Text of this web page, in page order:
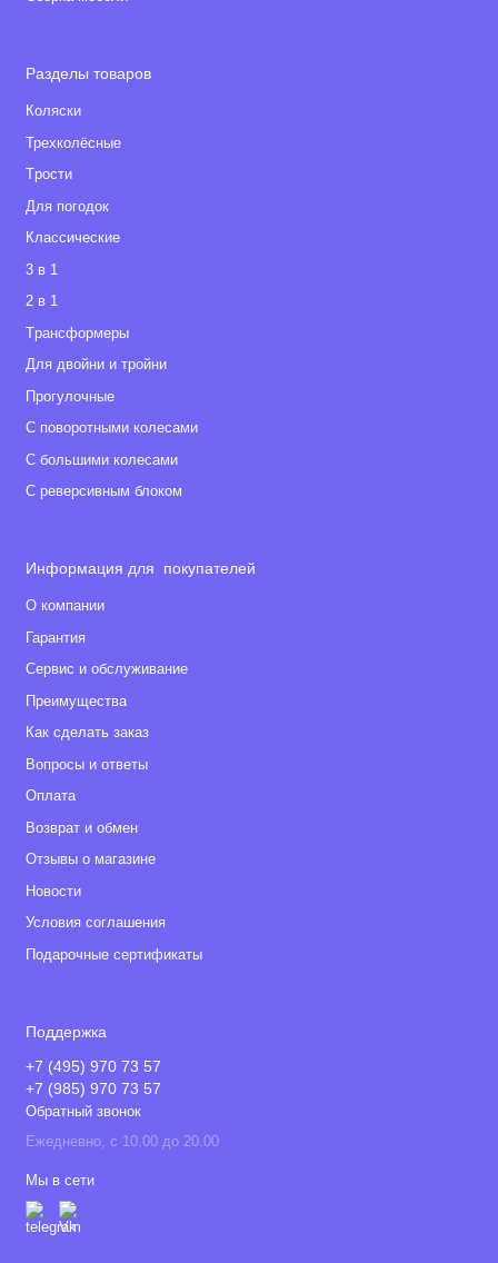
Разделы товаров
Коляски
Трехколёсные
Tрости
Для погодок
Классические
3 в 1
2 в 1
Tрансформеры
Для двойни и тройни
Прогулочные
С поворотными колесами
С большими колесами
С реверсивным блоком
Информация для покупателей
О компании
Гарантия
Сервис и обслуживание
Преимущества
Как сделать заказ
Вопросы и ответы
Оплата
Возврат и обмен
Отзывы о магазине
Новости
Условия соглашения
Подарочные сертификаты
Поддержка
+7 (495) 970 73 57
+7 (985) 970 73 57
Обратный звонок
Ежедневно, с 10.00 до 20.00
Мы в сети